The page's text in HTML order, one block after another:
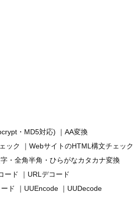
・MD5対応)
AA変換
ック
WebサイトのHTML構文チェック
・全角半角・ひらがなカタカナ変換
ード
URLデコード
ド UUEncode UUDecode